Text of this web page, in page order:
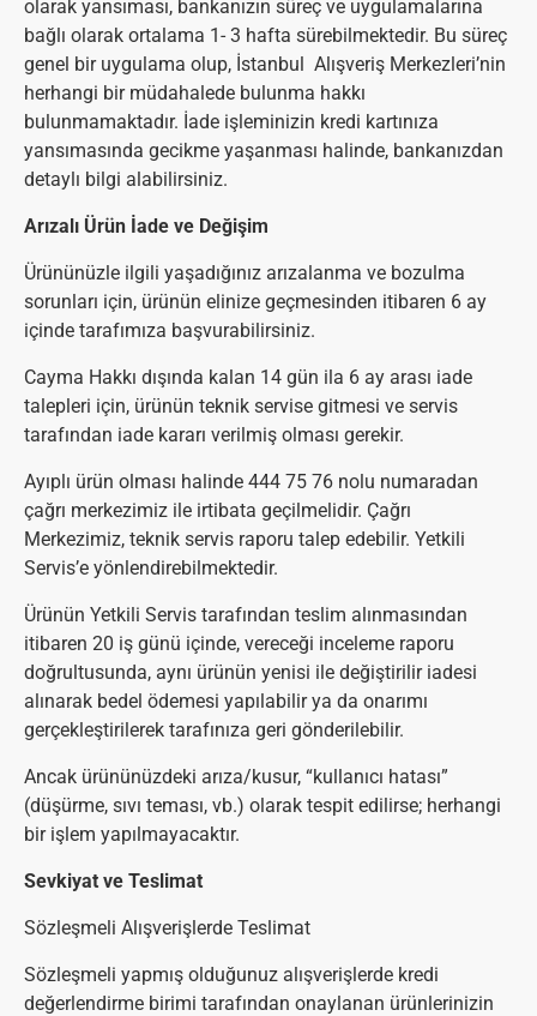
olarak yansıması, bankanızın süreç ve uygulamalarına
bağlı olarak ortalama 1- 3 hafta sürebilmektedir. Bu süreç
genel bir uygulama olup, İstanbul Alışveriş Merkezleri’nin
herhangi bir müdahalede bulunma hakkı
bulunmamaktadır. İade işleminizin kredi kartınıza
yansımasında gecikme yaşanması halinde, bankanızdan
detaylı bilgi alabilirsiniz.
Arızalı Ürün İade ve Değişim
Ürününüzle ilgili yaşadığınız arızalanma ve bozulma
sorunları için, ürünün elinize geçmesinden itibaren 6 ay
içinde tarafımıza başvurabilirsiniz.
Cayma Hakkı dışında kalan 14 gün ila 6 ay arası iade
talepleri için, ürünün teknik servise gitmesi ve servis
tarafından iade kararı verilmiş olması gerekir.
Ayıplı ürün olması halinde 444 75 76 nolu numaradan
çağrı merkezimiz ile irtibata geçilmelidir. Çağrı
Merkezimiz, teknik servis raporu talep edebilir. Yetkili
Servis’e yönlendirebilmektedir.
Ürünün Yetkili Servis tarafından teslim alınmasından
itibaren 20 iş günü içinde, vereceği inceleme raporu
doğrultusunda, aynı ürünün yenisi ile değiştirilir iadesi
alınarak bedel ödemesi yapılabilir ya da onarımı
gerçekleştirilerek tarafınıza geri gönderilebilir.
Ancak ürününüzdeki arıza/kusur, “kullanıcı hatası”
(düşürme, sıvı teması, vb.) olarak tespit edilirse; herhangi
bir işlem yapılmayacaktır.
Sevkiyat ve Teslimat
Sözleşmeli Alışverişlerde Teslimat
Sözleşmeli yapmış olduğunuz alışverişlerde kredi
değerlendirme birimi tarafından onaylanan ürünlerinizin